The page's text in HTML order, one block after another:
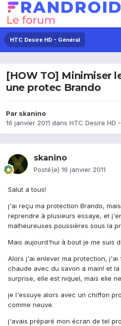
HTC Desire HD - Général
[HOW TO] Minimiser
une protec Brando
Par skanino
16 janvier 2011 dans HTC Desire HD
skanino
Posté(e) 16 janvier 2011
Salut a tous!
j'ai reçu ma protection Brando,
reprendre à plusieurs essaye, et
malheureuses poussières sous la
Mais aujourd'hui à bout je me suis
Alors j'ai enlever ma protection,
chaude avec du savon a main! et
surprise, elle est niquel, mais elle
je l'essuye alors avec un chiffon
comme neuve.
j'avais préparé mon écran de tel